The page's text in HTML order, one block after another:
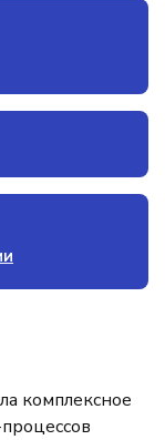
комплексное